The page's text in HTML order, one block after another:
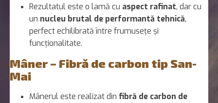
Rezultatul este o lamă cu aspect rafinat, dar cu
un nucleu brutal de performantă tehnică,
perfect echilibrată între frumusețe și
funcționalitate.
Mâner – Fibră de carbon tip San-
Mai
Mânerul este realizat din fibră de carbon de